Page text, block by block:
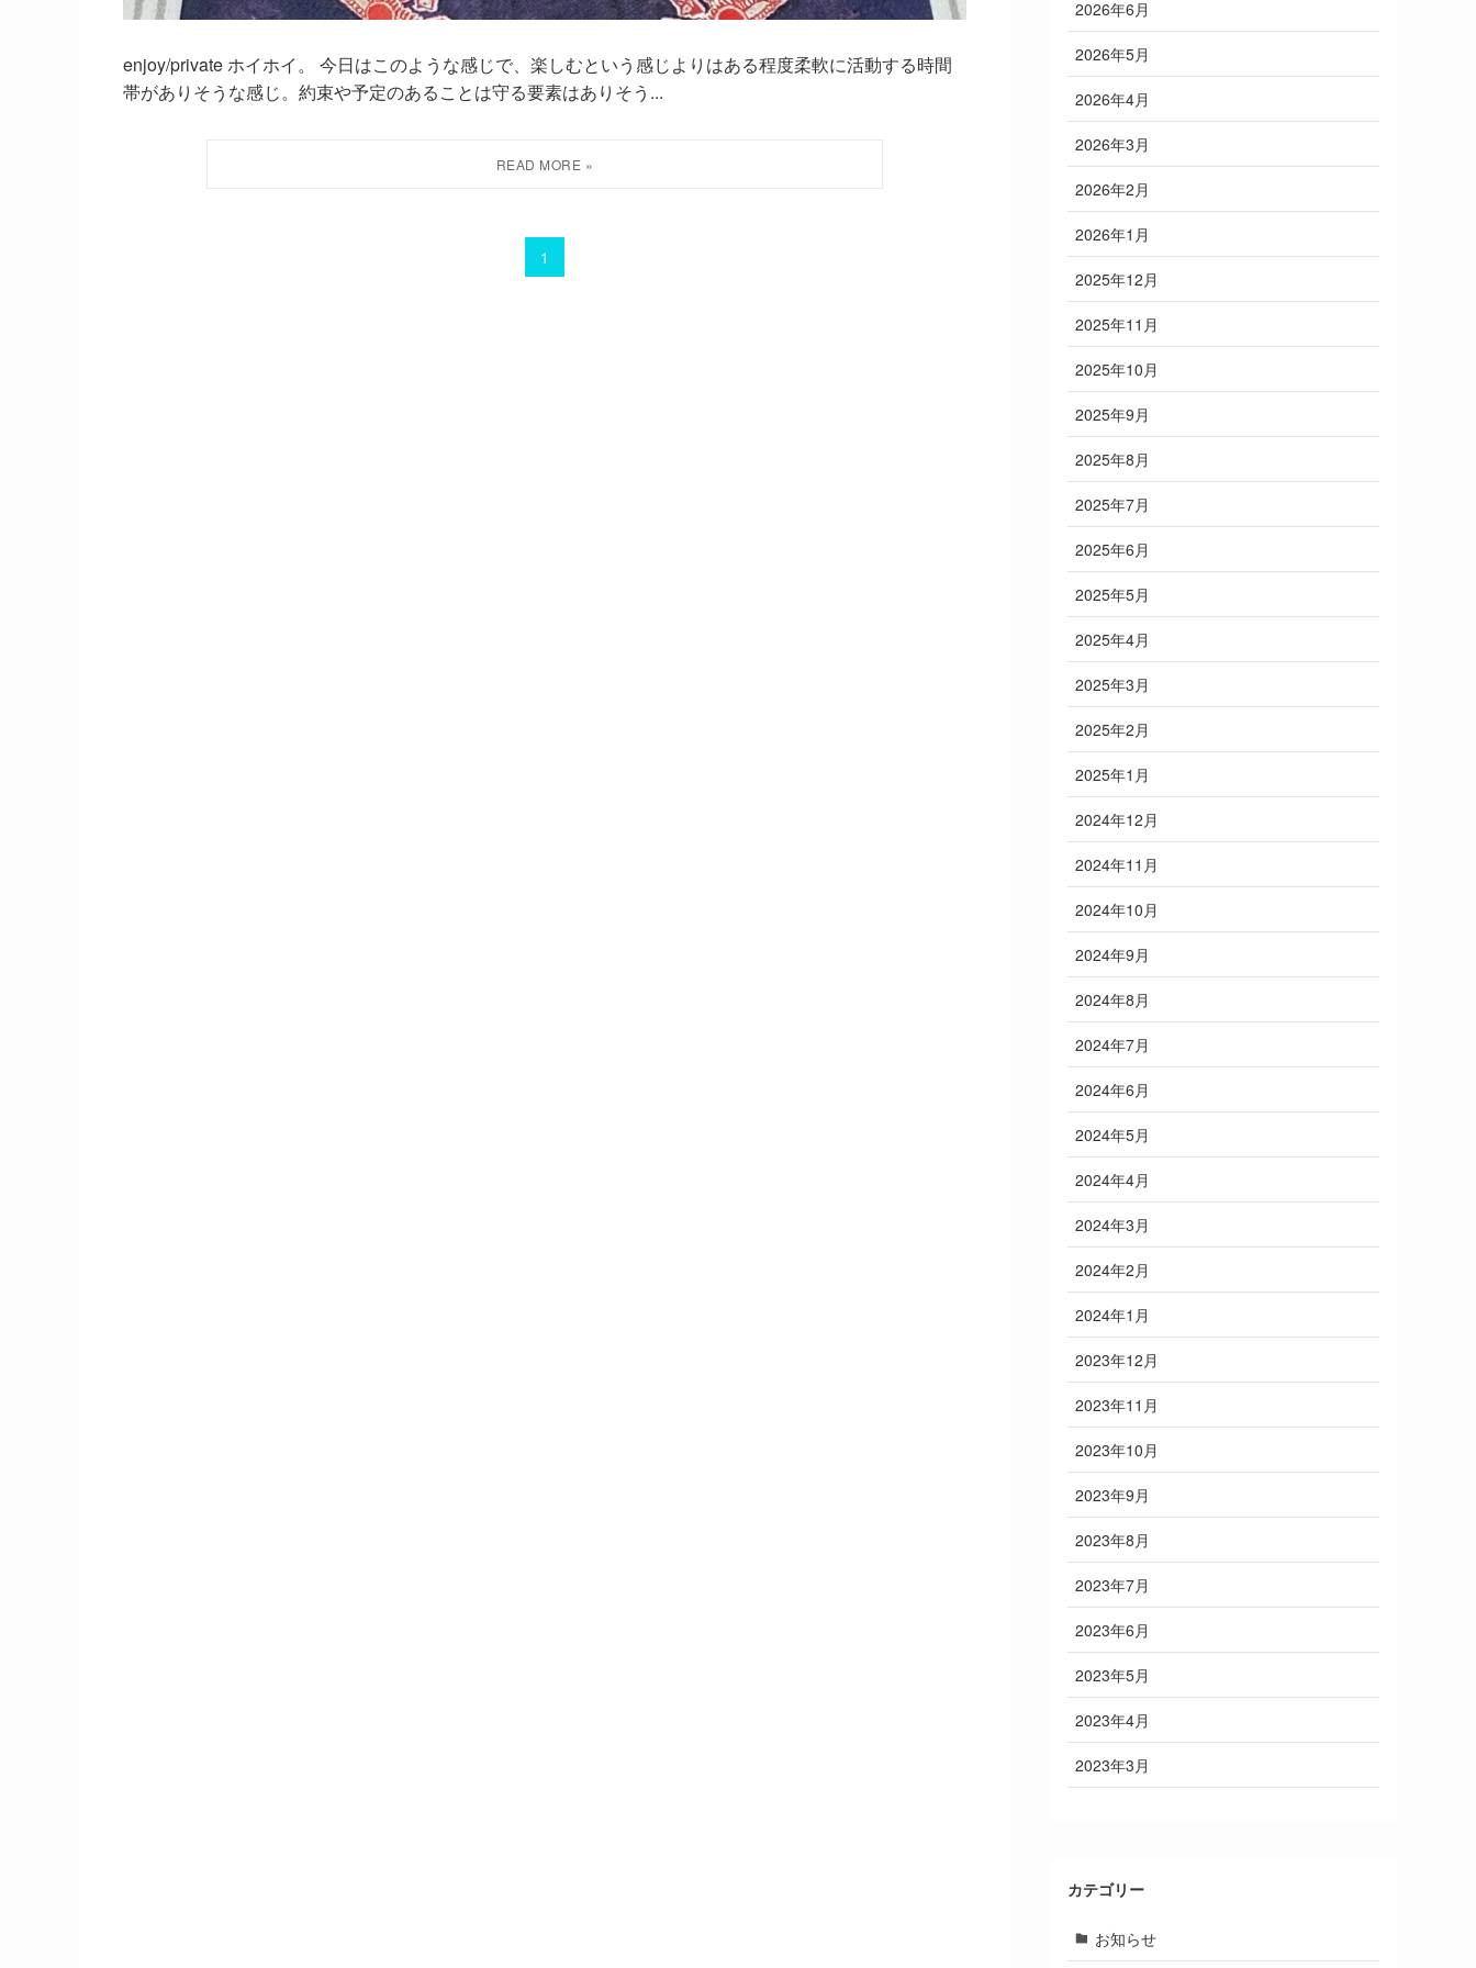
enjoy/private ホイホイ。 今日はこのような感じで、楽しむという感じよりはある程度柔軟に活動する時間
帯がありそうな感じ。約束や予定のあることは守る要素はありそう...
1
2026年6月
2026年5月
2026年4月
2026年3月
2026年2月
2026年1月
2025年12月
2025年11月
2025年10月
2025年9月
2025年8月
2025年7月
2025年6月
2025年5月
2025年4月
2025年3月
2025年2月
2025年1月
2024年12月
2024年11月
2024年10月
2024年9月
2024年8月
2024年7月
2024年6月
2024年5月
2024年4月
2024年3月
2024年2月
2024年1月
2023年12月
2023年11月
2023年10月
2023年9月
2023年8月
2023年7月
2023年6月
2023年5月
2023年4月
2023年3月
カテゴリー
お知らせ